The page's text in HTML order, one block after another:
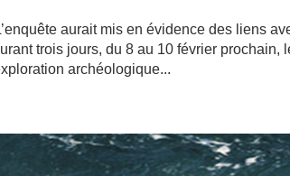
aurait mis en évidence des liens
trois jours, du 8 au 10 février
archéologique...